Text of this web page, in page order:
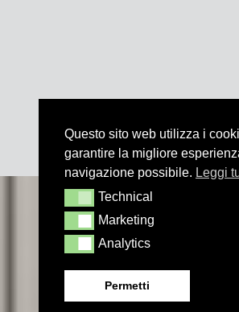
Questo sito web utilizza i
garantire la migliore
navigazione possibile. Leggi
TechnicalTechnical
MarketingMarketing
AnalyticsAnalytics
Permetti